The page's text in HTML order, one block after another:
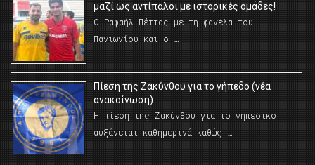
μαζί ως αντίπαλοι με ιστορικές ομάδες!
Ο Ραφαήλ Πέττας με τη φανέλα του
Πανιωνίου και ο …
Πίεση της Ζακύνθου για το γήπεδο (νέα
ανακοίνωση)
Η πίεση της Ζακύνθου για το γηπεδικο
αυξάνεται καθημερινά καθώς …